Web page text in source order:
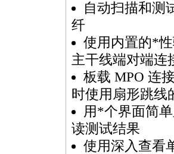
自动扫描和测
纤
使用内置的*
主干线端对端连
板载 MPO 连
时使用扇形跳线
用 *个界面简
读测试结果
使用深入查看